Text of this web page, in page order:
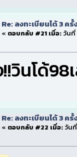
Re: ลงทะเบียนได้ 3 ค
« ตอบกลับ #21 เมื่อ:วันที่
วินโด้98
Re: ลงทะเบียนได้ 3 ค
« ตอบกลับ #22 เมื่อ:วันที่